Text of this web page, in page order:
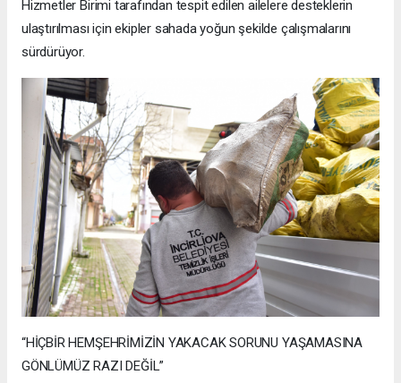
Hizmetler Birimi tarafından tespit edilen ailelere desteklerin
ulaştırılması için ekipler sahada yoğun şekilde çalışmalarını
sürdürüyor.
“HİÇBİR HEMŞEHRİMİZİN YAKACAK SORUNU YAŞAMASINA
GÖNLÜMÜZ RAZI DEĞİL”